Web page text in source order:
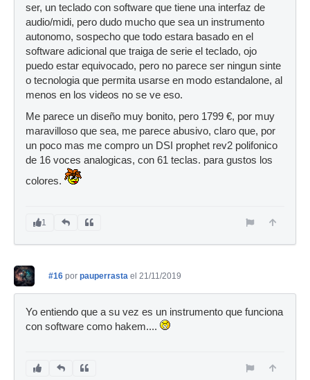
ser, un teclado con software que tiene una interfaz de
audio/midi, pero dudo mucho que sea un instrumento
autonomo, sospecho que todo estara basado en el
software adicional que traiga de serie el teclado, ojo
puedo estar equivocado, pero no parece ser ningun sinte
o tecnologia que permita usarse en modo estandalone, al
menos en los videos no se ve eso.
Me parece un diseño muy bonito, pero 1799 €, por muy
maravilloso que sea, me parece abusivo, claro que, por
un poco mas me compro un DSI prophet rev2 polifonico
de 16 voces analogicas, con 61 teclas. para gustos los
colores.
1
#16 por pauperrasta el 21/11/2019
Yo entiendo que a su vez es un instrumento que funciona
con software como hakem....